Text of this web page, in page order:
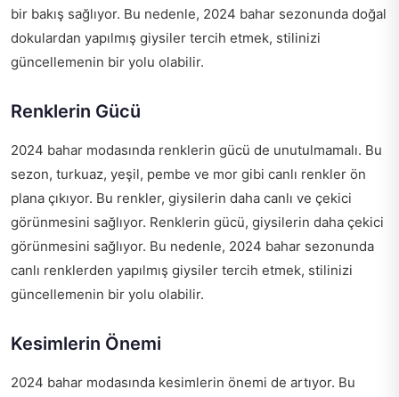
bir bakış sağlıyor. Bu nedenle, 2024 bahar sezonunda doğal
dokulardan yapılmış giysiler tercih etmek, stilinizi
güncellemenin bir yolu olabilir.
Renklerin Gücü
2024 bahar modasında renklerin gücü de unutulmamalı. Bu
sezon, turkuaz, yeşil, pembe ve mor gibi canlı renkler ön
plana çıkıyor. Bu renkler, giysilerin daha canlı ve çekici
görünmesini sağlıyor. Renklerin gücü, giysilerin daha çekici
görünmesini sağlıyor. Bu nedenle, 2024 bahar sezonunda
canlı renklerden yapılmış giysiler tercih etmek, stilinizi
güncellemenin bir yolu olabilir.
Kesimlerin Önemi
2024 bahar modasında kesimlerin önemi de artıyor. Bu